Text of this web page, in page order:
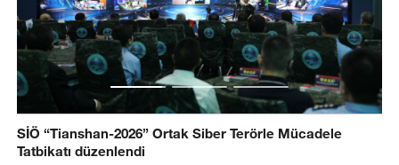
SİÖ “Tianshan-2026” Ortak Siber Terörle Mücadele
Tatbikatı düzenlendi